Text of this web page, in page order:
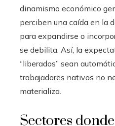
dinamismo económico
perciben una caída en la
para expandirse o
se debilita. Así, la
“liberados” sean
trabajadores nativos no
materializa.
Sectores